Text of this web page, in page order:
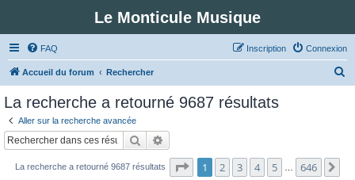
Le Monticule Musique
FAQ Connexion
Inscription
Accueil du forum Rechercher
La recherche a retourné 9687 résultats
Aller sur la recherche avancée
Rechercher
La recherche a retourné 9687 résultats Page sur646
1 2 3 4 5 646